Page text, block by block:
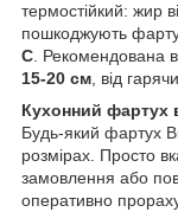
термостійкий: жир
пошкоджують
С. Рекомендована
15-20 см, від
Кухонний фартух
Будь-який фартух
розмірах. Просто
замовлення або
оперативно